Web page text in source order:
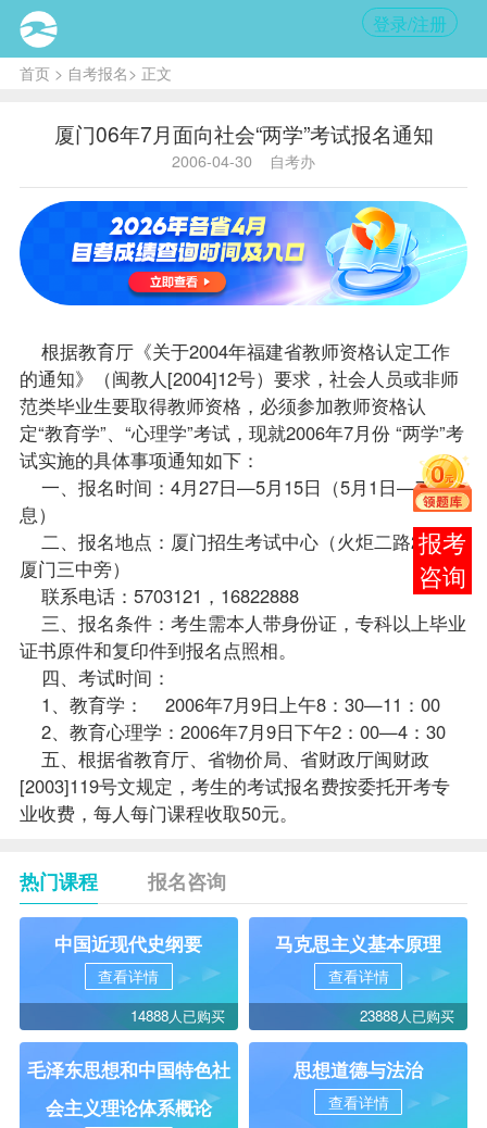
登录/注册
首页> 自考报名> 正文
厦门06年7月面向社会“两学”考试报名通知
2006-04-30 自考办
根据教育厅《关于2004年福建省教师资格认定工作
的通知》（闽教人[2004]12号）要求，社会人员或非师
范类毕业生要取得教师资格，必须参加教师资格认
定“教育学”、“心理学”考试，现就2006年7月份 “两学”考
试实施的具体事项通知如下：
一、 报名时间：4月27日—5月15日（5月1日—7日休
息）
二、 报名地点：厦门招生考试中心（火炬二路269号
厦门三中旁）
联系电话：5703121，16822888
三、报名条件：考生需本人带身份证，专科以上毕业
证书原件和复印件到报名点照相。
四、考试时间：
1、教育学： 2006年7月9日上午8：30—11：00
2、教育心理学：2006年7月9日下午2：00—4：30
五、根据省教育厅、省物价局、省财政厅闽财政
[2003]119号文规定，考生的考试报名费按委托开考专
业收费，每人每门课程收取50元。
热门课程 报名咨询
中国近现代史纲要
查看详情
14888人已购买
马克思主义基本原理
查看详情
23888人已购买
毛泽东思想和中国特色社
会主义理论体系概论
思想道德与法治
查看详情
在线
客服